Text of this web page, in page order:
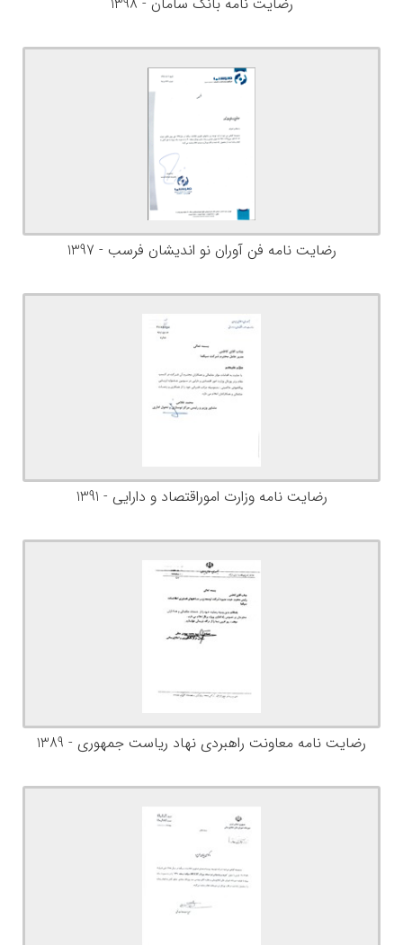
رضایت نامه فن آوران نو اندیشان فرسب - 1397
رضایت نامه وزارت اموراقتصاد و دارایی - 1391
رضایت نامه معاونت راهبردی نهاد ریاست جمهوری - 1389